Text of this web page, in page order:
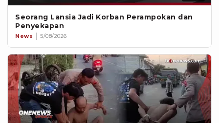
Seorang Lansia Jadi Korban Perampokan dan
Penyekapan
News 5/08/2026